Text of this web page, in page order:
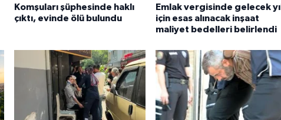
Komşuları şüphesinde haklı
çıktı, evinde ölü bulundu
Emlak vergisinde gelecek yıl
için esas alınacak inşaat
maliyet bedelleri belirlendi